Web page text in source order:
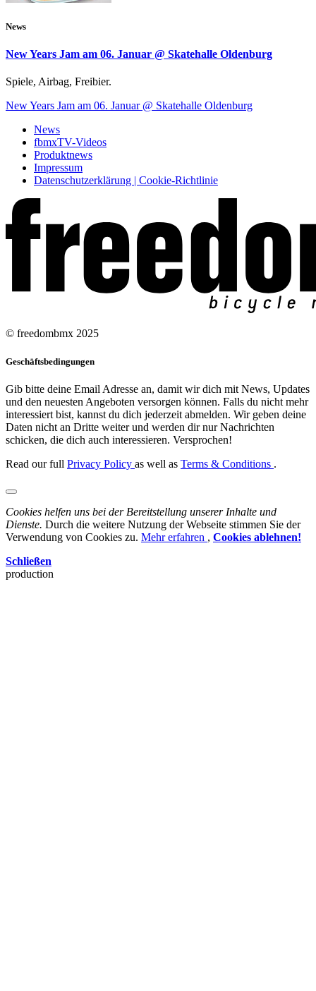
News
New Years Jam am 06. Januar @ Skatehalle Oldenburg
Spiele, Airbag, Freibier.
New Years Jam am 06. Januar @ Skatehalle Oldenburg
News
fbmxTV-Videos
Produktnews
Impressum
Datenschutzerklärung | Cookie-Richtlinie
© freedombmx 2025
Geschäftsbedingungen
Gib bitte deine Email Adresse an, damit wir dich mit News, Updates
und den neuesten Angeboten versorgen können. Falls du nicht mehr
interessiert bist, kannst du dich jederzeit abmelden. Wir geben deine
Daten nicht an Dritte weiter und werden dir nur Nachrichten
schicken, die dich auch interessieren. Versprochen!
Read our full Privacy Policy as well as Terms & Conditions .
Cookies helfen uns bei der Bereitstellung unserer Inhalte und
Dienste. Durch die weitere Nutzung der Webseite stimmen Sie der
Verwendung von Cookies zu. Mehr erfahren , Cookies ablehnen!
Schließen
production